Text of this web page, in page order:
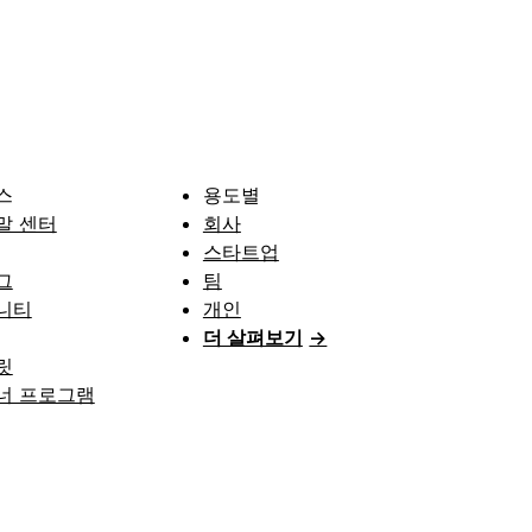
센터
티
프로그램
용도별
회사
스타트업
팀
개인
더 살펴보기 →